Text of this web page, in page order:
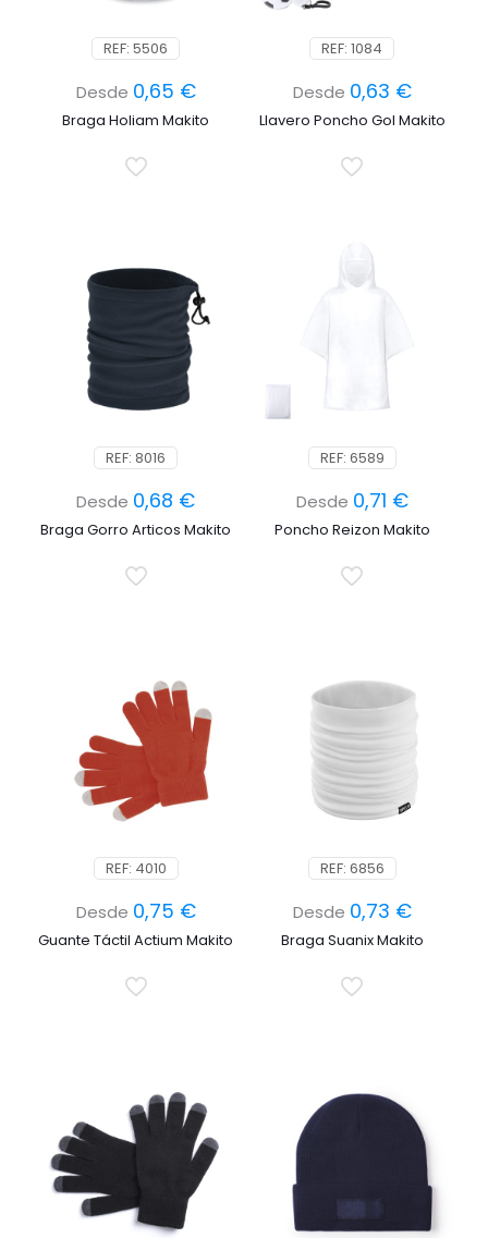
REF: 5506
Desde 0,65 €
Braga Holiam Makito
REF: 1084
Desde 0,63 €
Llavero Poncho Gol Makito
REF: 8016
Desde 0,68 €
Braga Gorro Articos Makito
REF: 6589
Desde 0,71 €
Poncho Reizon Makito
REF: 4010
Desde 0,75 €
Guante Táctil Actium Makito
REF: 6856
Desde 0,73 €
Braga Suanix Makito